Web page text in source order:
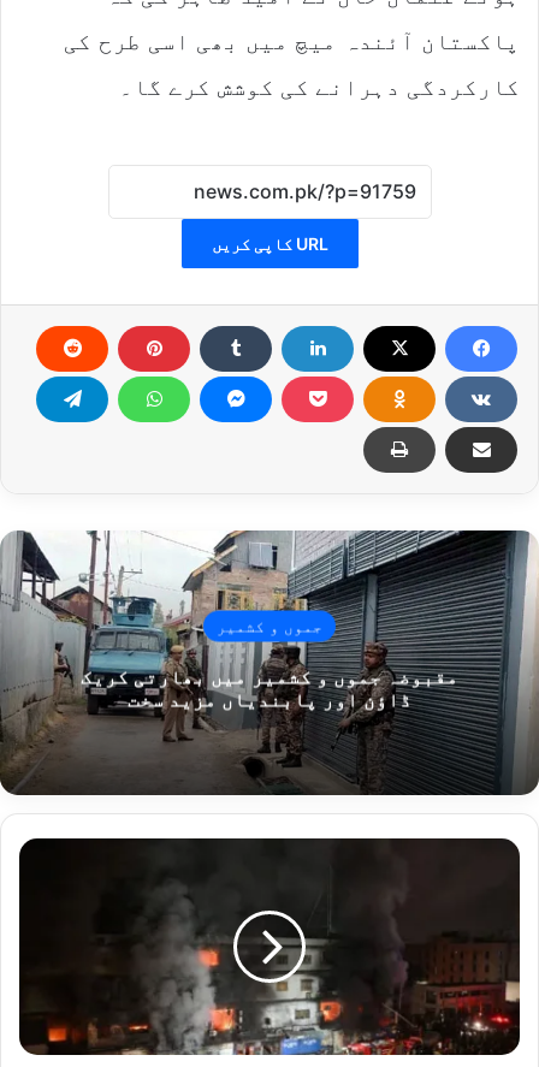
پاکستان آئندہ میچ میں بھی اسی طرح کی
کارکردگی دہرانے کی کوشش کرے گا۔
URL کاپی کریں
جموں و کشمیر
مقبوضہ جموں و کشمیر میں بھارتی کریک
ڈاؤن اور پابندیاں مزید سخت
گ
ہ
ک
ی